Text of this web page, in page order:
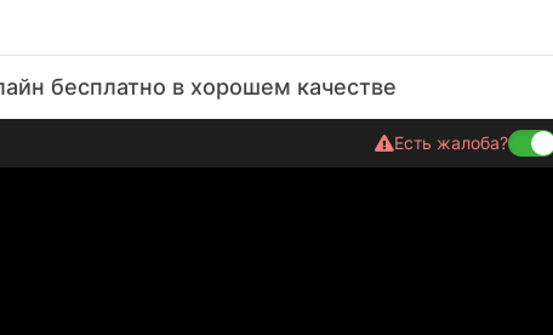
бесплатно в хорошем качестве
Есть жалоба?